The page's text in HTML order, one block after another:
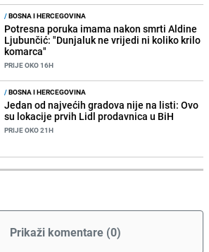
/BOSNA I HERCEGOVINA
Potresna poruka imama nakon smrti Aldine
Ljubunčić: "Dunjaluk ne vrijedi ni koliko krilo
komarca"
PRIJE OKO 16H
/BOSNA I HERCEGOVINA
Jedan od najvećih gradova nije na listi: Ovo
su lokacije prvih Lidl prodavnica u BiH
PRIJE OKO 21H
Prikaži komentare (0)